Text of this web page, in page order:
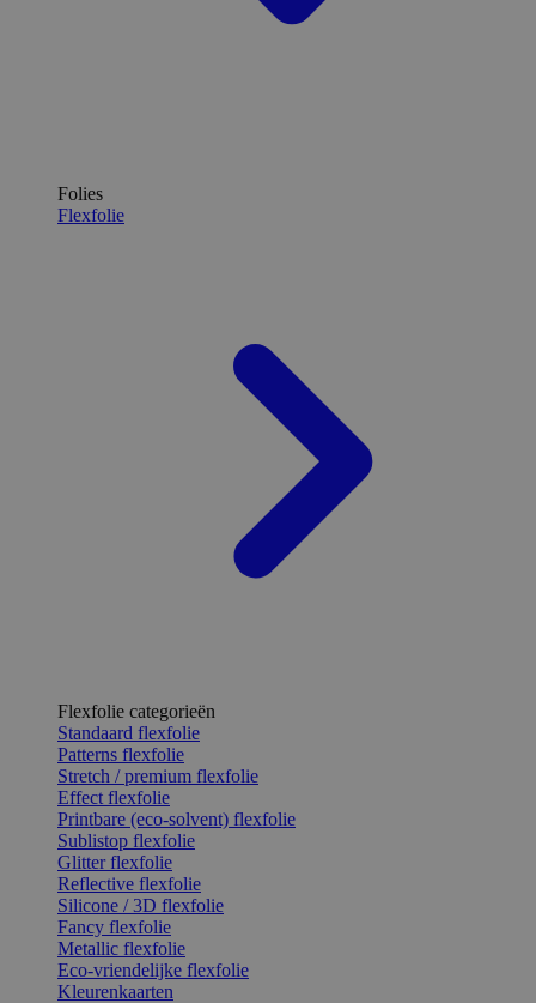
Folies
Flexfolie
Flexfolie categorieën
Standaard flexfolie
Patterns flexfolie
Stretch / premium flexfolie
Effect flexfolie
Printbare (eco-solvent) flexfolie
Sublistop flexfolie
Glitter flexfolie
Reflective flexfolie
Silicone / 3D flexfolie
Fancy flexfolie
Metallic flexfolie
Eco-vriendelijke flexfolie
Kleurenkaarten